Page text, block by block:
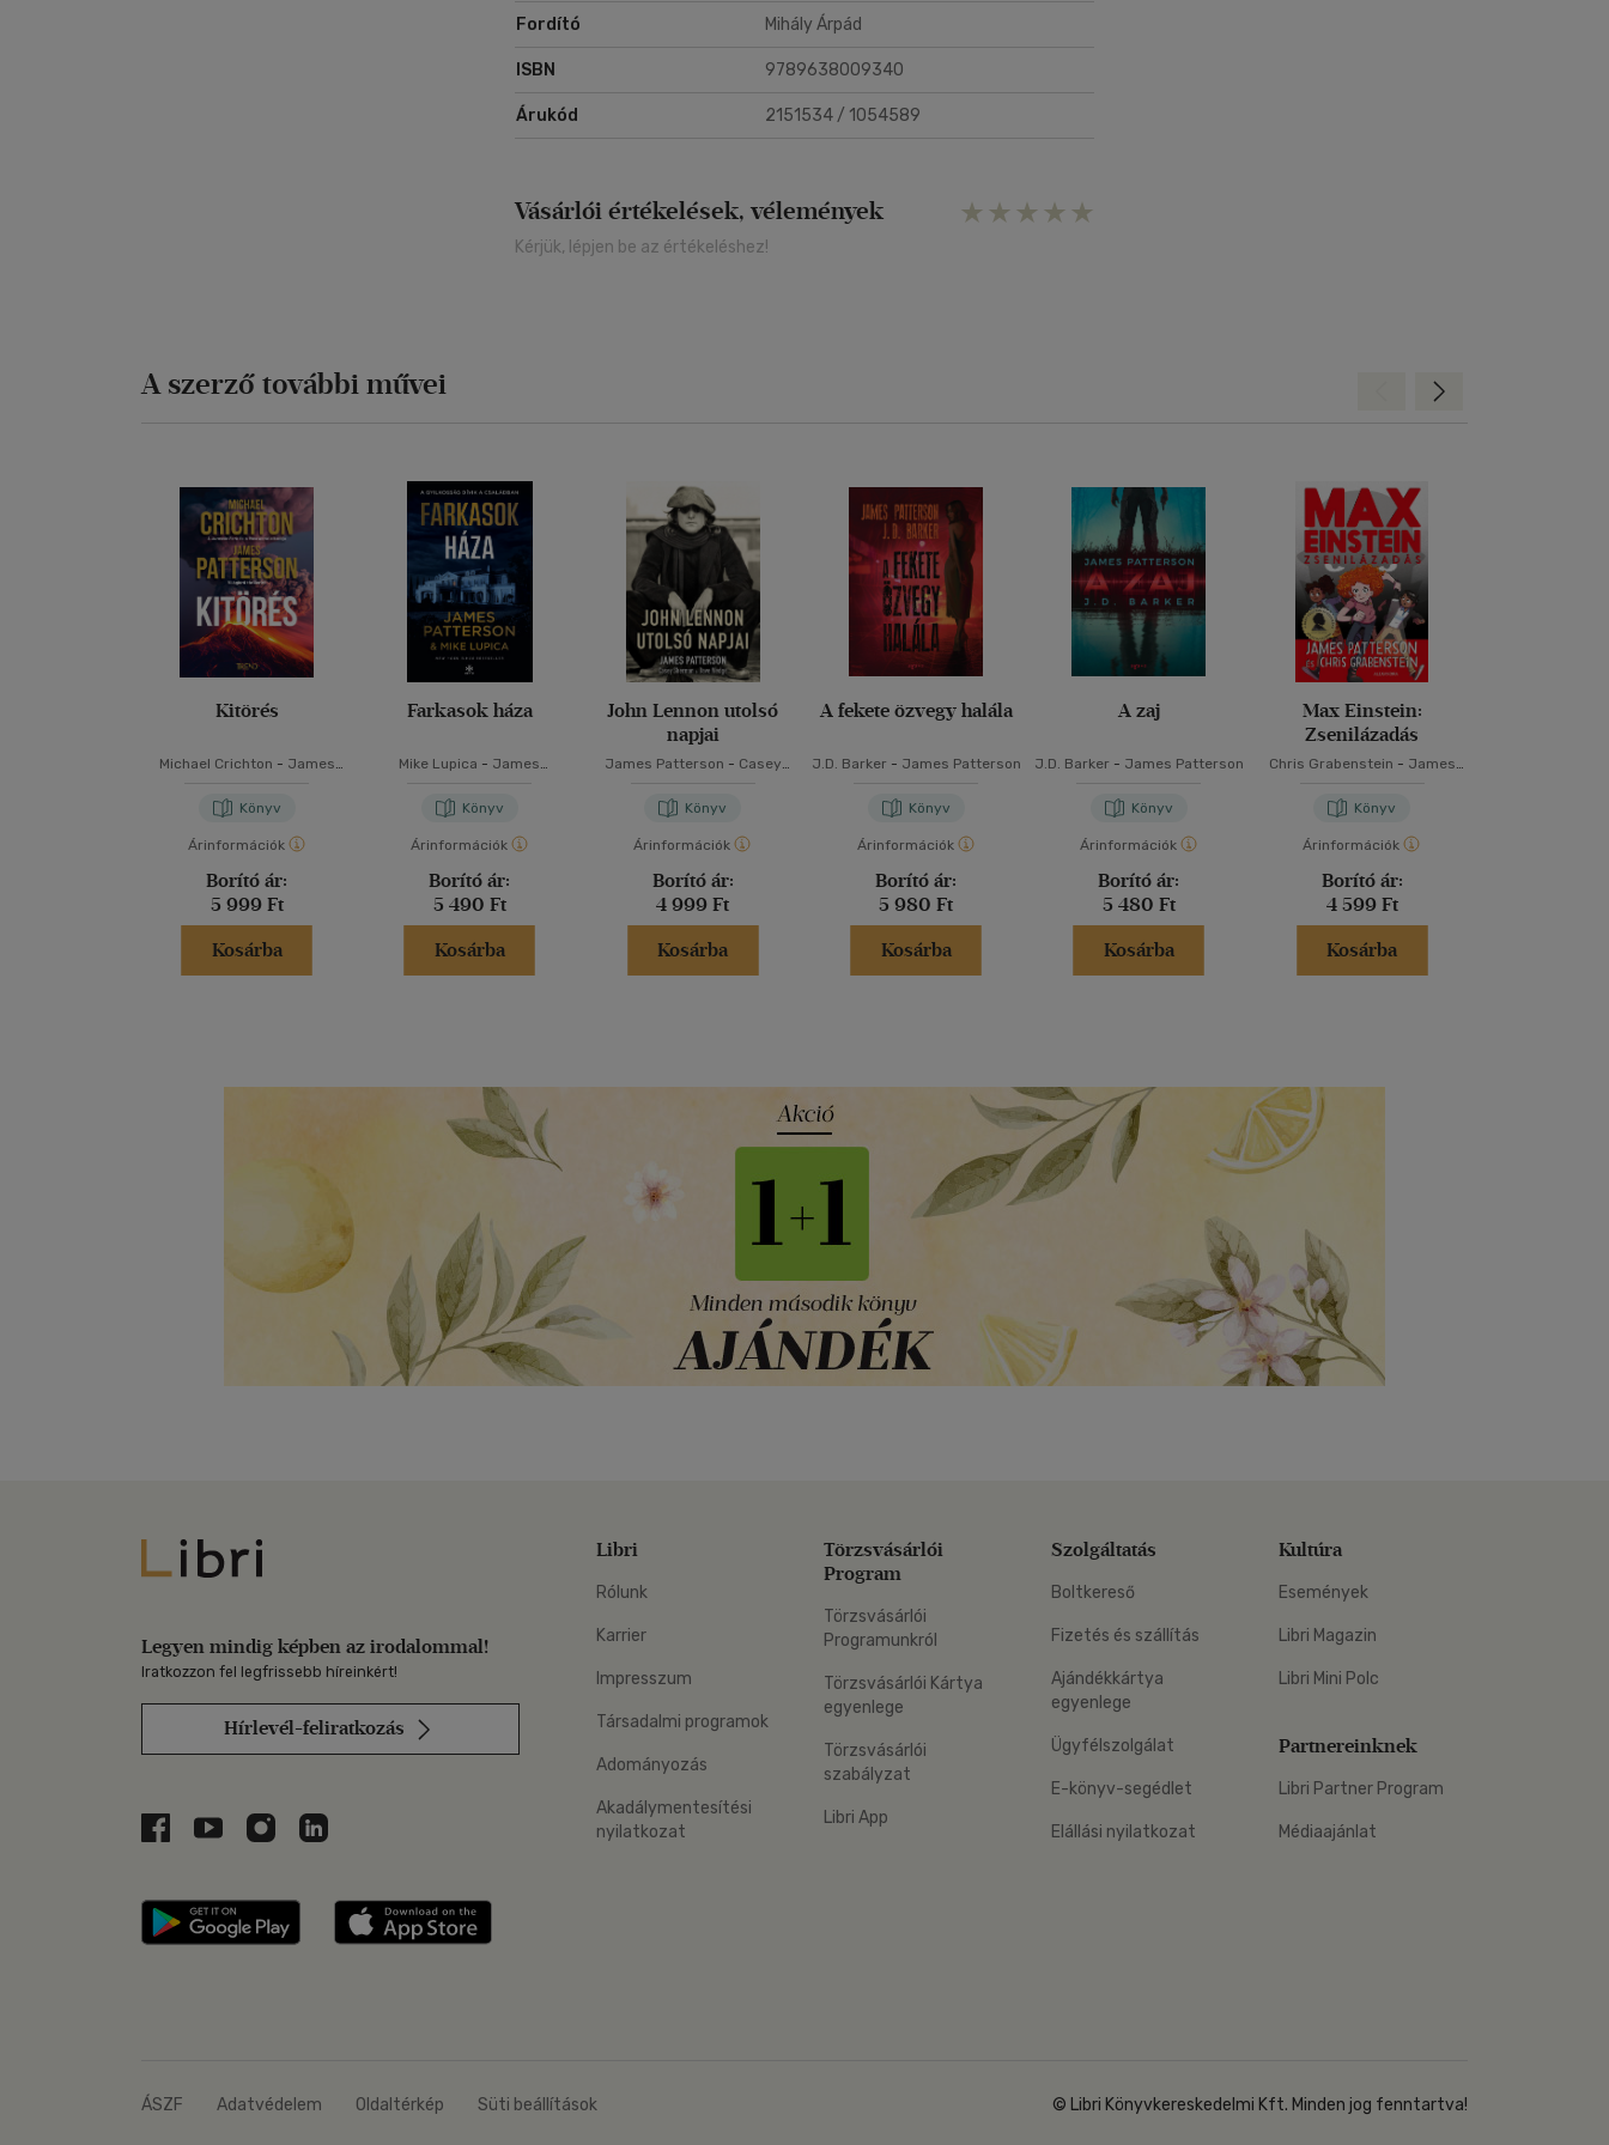
Fordító Mihály Árpád
ISBN 9789638009340
Árukód 2151534 / 1054589
Vásárlói értékelések, vélemények
Kérjük, lépjen be az értékeléshez!
A szerző további művei
Kitörés
Michael Crichton - James
Könyv
Árinformációk
Borító ár:
5 999 Ft
Kosárba
Farkasok háza
Mike Lupica - James
Könyv
Árinformációk
Borító ár:
5 490 Ft
Kosárba
John Lennon utolsó
napjai
James Patterson - Casey
Könyv
Árinformációk
Borító ár:
4 999 Ft
Kosárba
A fekete özvegy halála
J.D. Barker - James Patterson
Könyv
Árinformációk
Borító ár:
5 980 Ft
Kosárba
A zaj
J.D. Barker - James Patterson
Könyv
Árinformációk
Borító ár:
5 480 Ft
Kosárba
Max Einstein:
Zsenilázadás
Chris Grabenstein - James
Könyv
Árinformációk
Borító ár:
4 599 Ft
Kosárba
Előre
Libri
Legyen mindig képben az irodalommal!
Iratkozzon fel legfrissebb híreinkért!
Hírlevél-feliratkozás
Libri a Facebookon
Libri a Youtube-on
Libri az Instagramon
Libri a LinkedInen
Libri applikáció Szerezd meg: Google Play
Libri
Rólunk
Karrier
Impresszum
Társadalmi programok
Adományozás
Akadálymentesítési
nyilatkozat
Törzsvásárlói
Program
Törzsvásárlói
Programunkról
Törzsvásárlói Kártya
egyenlege
Törzsvásárlói
szabályzat
Libri App
Szolgáltatás
Boltkereső
Fizetés és szállítás
Ajándékkártya
egyenlege
Ügyfélszolgálat
E-könyv-segédlet
Elállási nyilatkozat
Kultúra
Események
Libri Magazin
Libri Mini Polc
Partnereinknek
Libri Partner Program
Médiaajánlat
ÁSZF Adatvédelem Oldaltérkép Süti beállítások © Libri Könyvkereskedelmi Kft. Minden jog fenntartva!